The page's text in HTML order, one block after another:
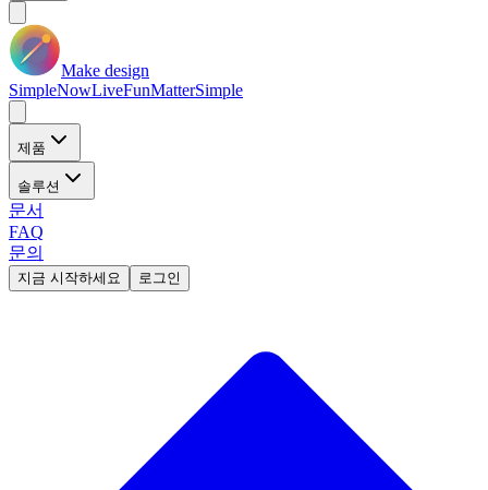
Make design
SimpleNowLiveFunMatterSimple
제품
솔루션
문서
FAQ
문의
지금 시작하세요 로그인